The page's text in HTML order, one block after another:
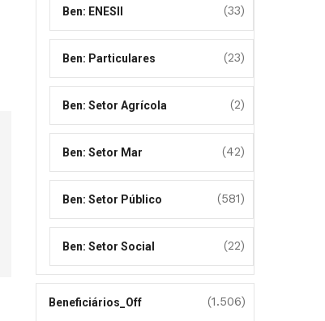
Ben: ENESII (33)
Ben: Particulares (23)
Ben: Setor Agrícola (2)
Ben: Setor Mar (42)
Ben: Setor Público (581)
Ben: Setor Social (22)
Beneficiários_Off (1.506)